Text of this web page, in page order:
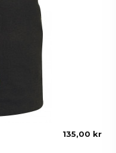
135,00 kr